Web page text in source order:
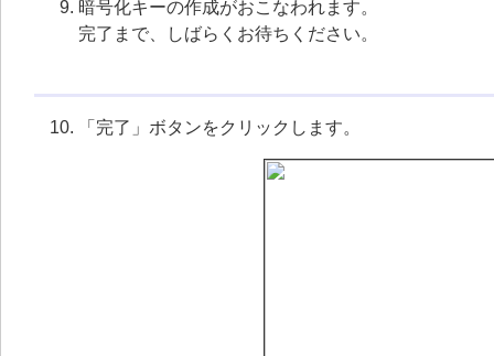
暗号化キーの作成がおこなわれます。
完了まで、しばらくお待ちください。
「完了」ボタンをクリックします。